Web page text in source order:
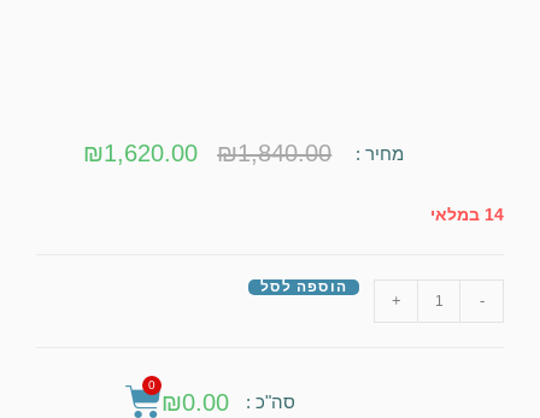
מחיר : ₪1,840.00
₪1,620.00
14 במלאי
-
+
הוספה לסל
סה"כ : ₪0.00
0